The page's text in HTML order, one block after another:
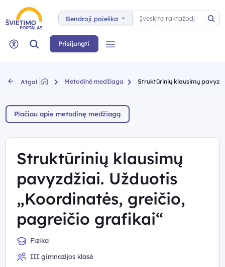
Bendroji paieška
Paieška
Neįgaliųjų rėžimas
Paieška Prisijungti
Atgal Metodinė medžiaga Struktūrinių klausimų
Plačiau apie metodinę medžiagą
Struktūrinių klausimų
pavyzdžiai. Užduotis
„Koordinatės, greičio,
pagreičio grafikai“
Fizika
III gimnazijos klasė